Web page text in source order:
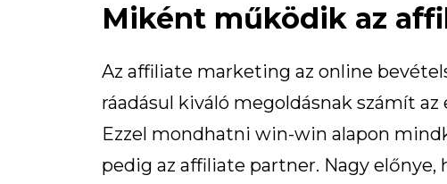
Miként működik az
Az affiliate marketing az online
ráadásul kiváló megoldásnak számít
Ezzel mondhatni win-win alapon
pedig az affiliate partner. Nagy előnye,